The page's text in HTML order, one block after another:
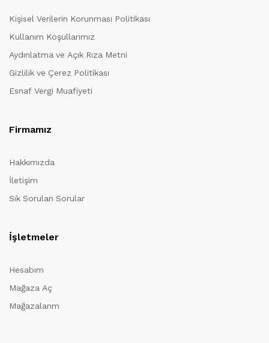
Kişisel Verilerin Korunması Politikası
Kullanım Koşullarımız
Aydınlatma ve Açık Rıza Metni
Gizlilik ve Çerez Politikası
Esnaf Vergi Muafiyeti
Firmamız
Hakkımızda
İletişim
Sık Sorulan Sorular
İşletmeler
Hesabım
Mağaza Aç
Mağazalarım